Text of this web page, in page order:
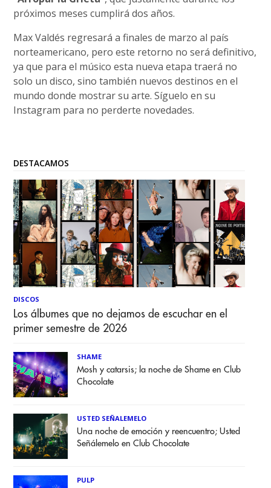
próximos meses cumplirá dos años.
Max Valdés regresará a finales de marzo al país
norteamericano, pero este retorno no será definitivo,
ya que para el músico esta nueva etapa traerá no
solo un disco, sino también nuevos destinos en el
mundo donde mostrar su arte. Síguelo en su
Instagram para no perderte novedades.
DESTACAMOS
DISCOS
Los álbumes que no dejamos de escuchar en el
primer semestre de 2026
SHAME
Mosh y catarsis; la noche de Shame en Club
Chocolate
USTED SEÑALEMELO
Una noche de emoción y reencuentro; Usted
Señálemelo en Club Chocolate
PULP